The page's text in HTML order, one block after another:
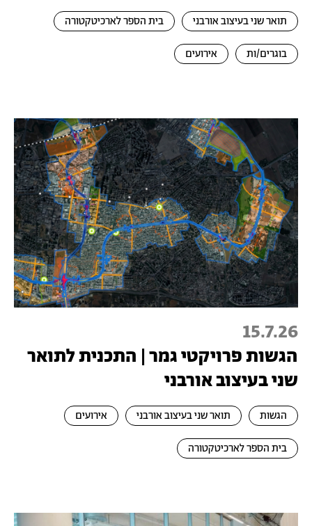
תואר שני בעיצוב אורבני בית הספר לארכיטקטורה
בוגרים/ות אירועים
15.7.26
הגשות פרויקטי גמר | התכנית לתואר
שני בעיצוב אורבני
הגשות תואר שני בעיצוב אורבני אירועים
בית הספר לארכיטקטורה